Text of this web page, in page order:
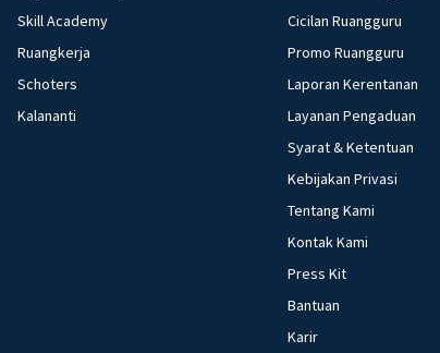
Skill Academy
Ruangkerja
Schoters
Kalananti
Cicilan Ruangguru
Promo Ruangguru
Laporan Kerentanan
Layanan Pengaduan
Syarat & Ketentuan
Kebijakan Privasi
Tentang Kami
Kontak Kami
Press Kit
Bantuan
Karir